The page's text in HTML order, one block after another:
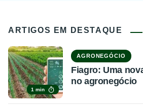
ARTIGOS EM DESTAQUE
1 min
AGRONEGÓCIO
Fiagro: Uma
no agronegócio